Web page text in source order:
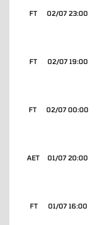
02/07 23:00
FT
02/07 19:00
FT
02/07 00:00
FT
01/07 20:00
AET
01/07 16:00
FT